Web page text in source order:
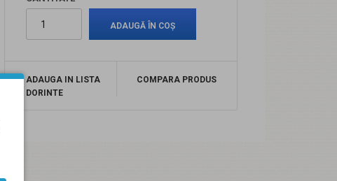
ADAUGA IN LISTA
DORINTE
COMPARA PRODUS